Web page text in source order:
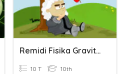
Remidi Fisika Gravitasi
10 T 10th